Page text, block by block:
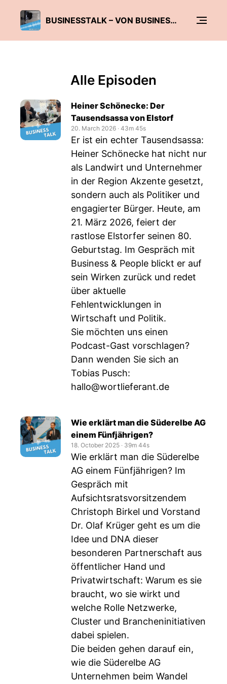
BUSINESSTALK – VON BUSINESS & PEOPLE
Alle Episoden
Heiner Schönecke: Der
Tausendsassa von Elstorf
20. March 2026 ‧ 43m 45s
Er ist ein echter Tausendsassa:
Heiner Schönecke hat nicht nur
als Landwirt und Unternehmer
in der Region Akzente gesetzt,
sondern auch als Politiker und
engagierter Bürger. Heute, am
21. März 2026, feiert der
rastlose Elstorfer seinen 80.
Geburtstag. Im Gespräch mit
Business & People blickt er auf
sein Wirken zurück und redet
über aktuelle
Fehlentwicklungen in
Wirtschaft und Politik.
Sie möchten uns einen
Podcast-Gast vorschlagen?
Dann wenden Sie sich an
Tobias Pusch:
hallo@wortlieferant.de
Wie erklärt man die Süderelbe AG
einem Fünfjährigen?
18. October 2025 ‧ 39m 44s
Wie erklärt man die Süderelbe
AG einem Fünfjährigen? Im
Gespräch mit
Aufsichtsratsvorsitzendem
Christoph Birkel und Vorstand
Dr. Olaf Krüger geht es um die
Idee und DNA dieser
besonderen Partnerschaft aus
öffentlicher Hand und
Privatwirtschaft: Warum es sie
braucht, wo sie wirkt und
welche Rolle Netzwerke,
Cluster und Brancheninitiativen
dabei spielen.
Die beiden gehen darauf ein,
wie die Süderelbe AG
Unternehmen beim Wandel